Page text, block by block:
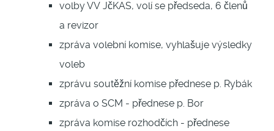
volby VV JčKAS, volí se předseda, 6 členů
a revizor
zpráva volební komise, vyhlašuje výsledky
voleb
zprávu soutěžní komise přednese p. Rybák
zpráva o SCM - přednese p. Bor
zpráva komise rozhodčích - přednese